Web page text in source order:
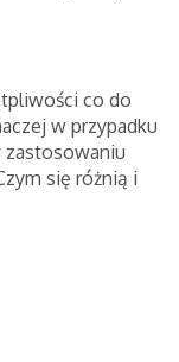
co do
w przypadku
zastosowaniu
się różnią i